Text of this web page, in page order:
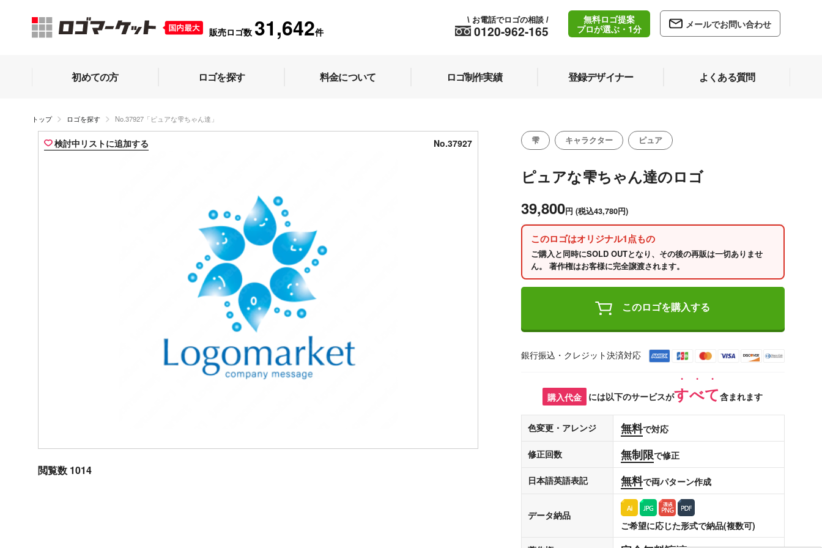
販売ロゴ数 31,642件 0120-962-165
\ お電話でロゴの相談 /
無料ロゴ提案
プロが選ぶ・1分
メールでお問い合わせ
初めての方 ロゴを探す 料金について ロゴ制作実績 登録デザイナー よくある質問
トップ ロゴを探す No.37927「ピュアな雫ちゃん達」
検討中リストに追加する No.37927
閲覧数 1014
雫 キャラクター ピュア
ピュアな雫ちゃん達のロゴ
39,800円 (税込43,780円)
このロゴはオリジナル1点もの
ご購入と同時にSOLD OUTとなり、その後の再販は一切ありませ
ん。 著作権はお客様に完全譲渡されます。
このロゴを購入する
銀行振込・クレジット決済対応
購入代金 には以下のサービスがすべて含まれます
色変更・アレンジ 無料で対応
修正回数 無制限で修正
日本語英語表記 無料で両パターン作成
データ納品
ご希望に応じた形式で納品(複数可)